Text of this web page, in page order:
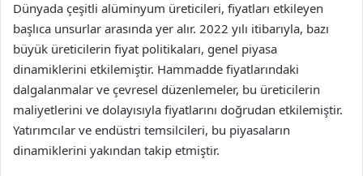
Dünyada çeşitli alüminyum üreticileri, fiyatları etkileyen
başlıca unsurlar arasında yer alır. 2022 yılı itibarıyla, bazı
büyük üreticilerin fiyat politikaları, genel piyasa
dinamiklerini etkilemiştir. Hammadde fiyatlarındaki
dalgalanmalar ve çevresel düzenlemeler, bu üreticilerin
maliyetlerini ve dolayısıyla fiyatlarını doğrudan etkilemiştir.
Yatırımcılar ve endüstri temsilcileri, bu piyasaların
dinamiklerini yakından takip etmiştir.